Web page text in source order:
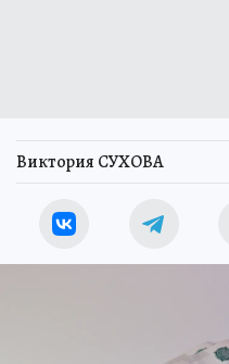
Виктория СУХОВА